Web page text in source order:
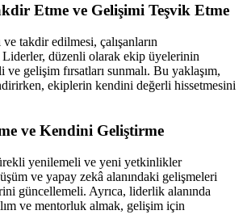
Etme ve Gelişimi Teşvik Etme
ve takdir edilmesi, çalışanların
Liderler, düzenli olarak ekip üyelerinin
ve gelişim fırsatları sunmalı. Bu yaklaşım,
ekiplerin kendini değerli hissetmesini
ve Kendini Geliştirme
yenilemeli ve yeni yetkinlikler
ve yapay zekâ alanındaki gelişmeleri
güncellemeli. Ayrıca, liderlik alanında
ve mentorluk almak, gelişim için